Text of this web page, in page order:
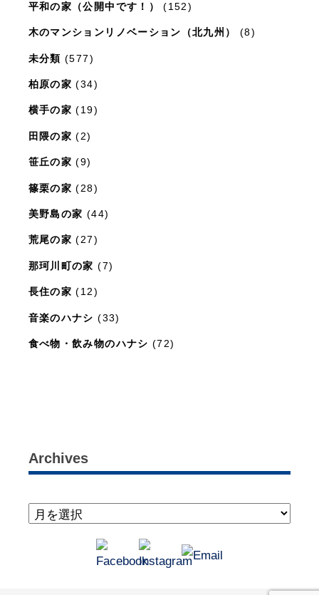
平和の家（公開中です！） (152)
木のマンションリノベーション（北九州） (8)
未分類 (577)
柏原の家 (34)
横手の家 (19)
田隈の家 (2)
笹丘の家 (9)
篠栗の家 (28)
美野島の家 (44)
荒尾の家 (27)
那珂川町の家 (7)
長住の家 (12)
音楽のハナシ (33)
食べ物・飲み物のハナシ (72)
Archives